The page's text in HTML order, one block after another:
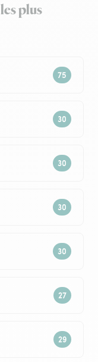
plus